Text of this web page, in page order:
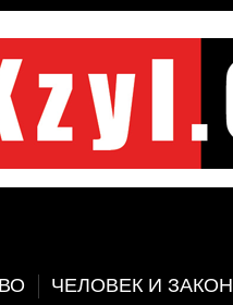
ЧЕЛОВЕК И ЗАКОН